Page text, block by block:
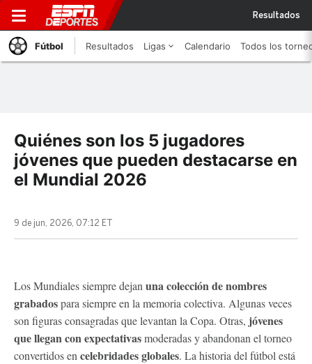
Resultados
Fútbol Resultados Ligas Calendario Todos los
Quiénes son los 5 jugadores
jóvenes que pueden destacarse en
el Mundial 2026
9 de jun, 2026, 07:12 ET
Los Mundiales siempre dejan una colección de nombres
grabadospara siempre en la memoria colectiva. Algunas veces
son figuras consagradas que levantan la Copa. Otras, jóvenes
que llegan con expectativasmoderadas y abandonan el torneo
convertidos en celebridades globales. La historia del fútbol está